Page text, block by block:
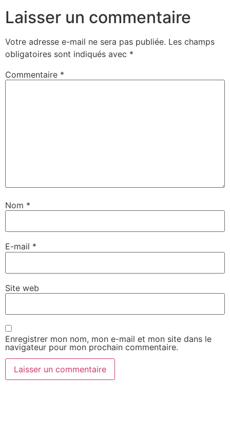
Laisser un commentaire
Votre adresse e-mail ne sera pas publiée. Les champs
obligatoires sont indiqués avec *
Commentaire *
Nom *
E-mail *
Site web
Enregistrer mon nom, mon e-mail et mon site dans le
navigateur pour mon prochain commentaire.